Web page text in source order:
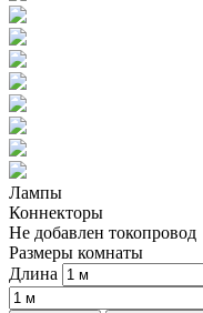
Лампы
Коннекторы
Не добавлен токопровод
Размеры комнаты
Длина